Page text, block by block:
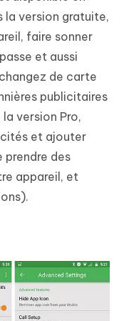
la version gratuite,
faire sonner
et aussi
de carte
publicitaires
version Pro,
et ajouter
des
appareil, et